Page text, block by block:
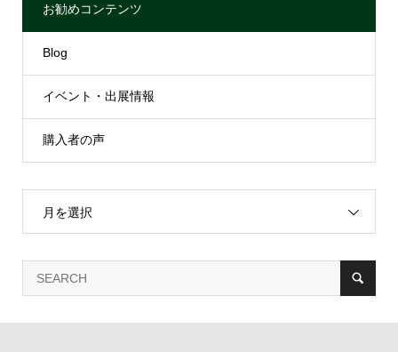
お勧めコンテンツ
Blog
イベント・出展情報
購入者の声
月を選択